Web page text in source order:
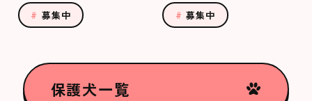
募集中 募集中
保護犬一覧